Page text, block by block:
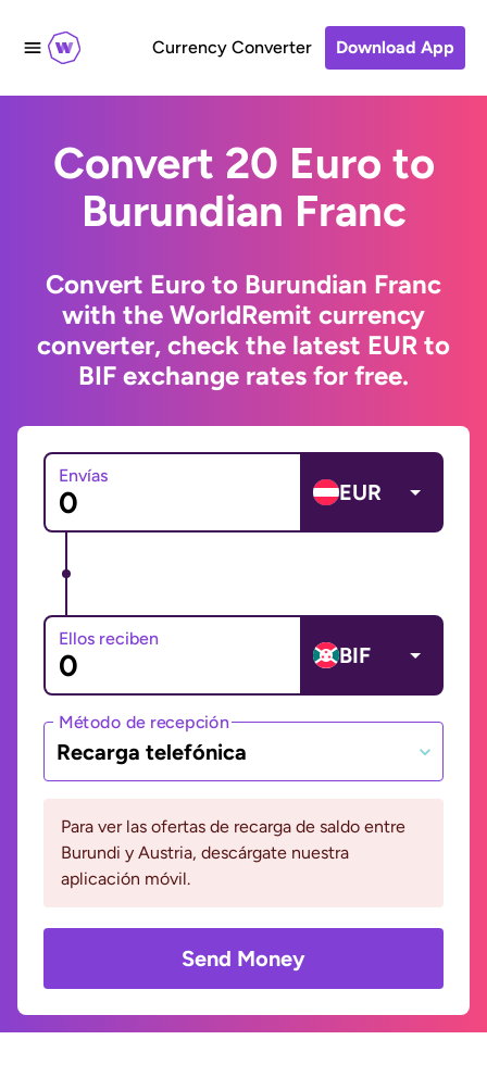
Currency Converter Download App
Convert 20 Euro to
Burundian Franc
Convert Euro to Burundian Franc
with the WorldRemit currency
converter, check the latest EUR to
BIF exchange rates for free.
Envías
EUR
Ellos reciben
BIF
Método de recepción
Recarga telefónica
Para ver las ofertas de recarga de saldo entre
Burundi y Austria, descárgate nuestra
aplicación móvil.
Send Money